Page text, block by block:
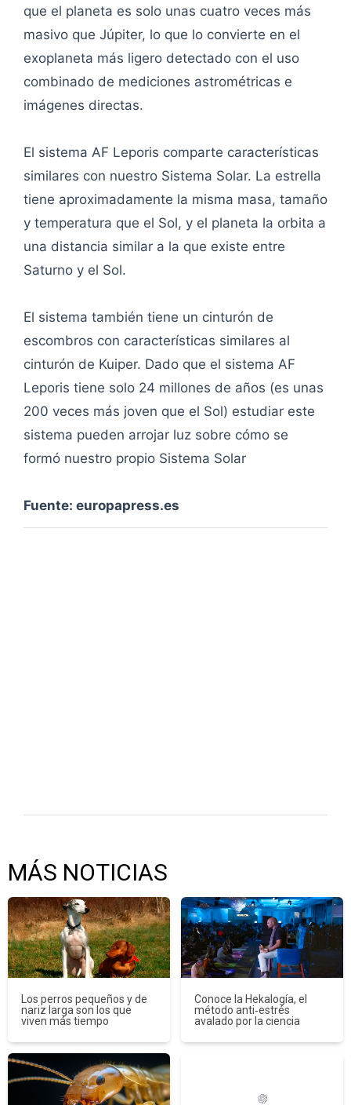
que el planeta es solo unas cuatro veces más
masivo que Júpiter, lo que lo convierte en el
exoplaneta más ligero detectado con el uso
combinado de mediciones astrométricas e
imágenes directas.
El sistema AF Leporis comparte características
similares con nuestro Sistema Solar. La estrella
tiene aproximadamente la misma masa, tamaño
y temperatura que el Sol, y el planeta la orbita a
una distancia similar a la que existe entre
Saturno y el Sol.
El sistema también tiene un cinturón de
escombros con características similares al
cinturón de Kuiper. Dado que el sistema AF
Leporis tiene solo 24 millones de años (es unas
200 veces más joven que el Sol) estudiar este
sistema pueden arrojar luz sobre cómo se
formó nuestro propio Sistema Solar
Fuente: europapress.es
MÁS NOTICIAS
Los perros pequeños y de
nariz larga son los que
viven más tiempo
Conoce la Hekalogía, el
método anti‑estrés
avalado por la ciencia